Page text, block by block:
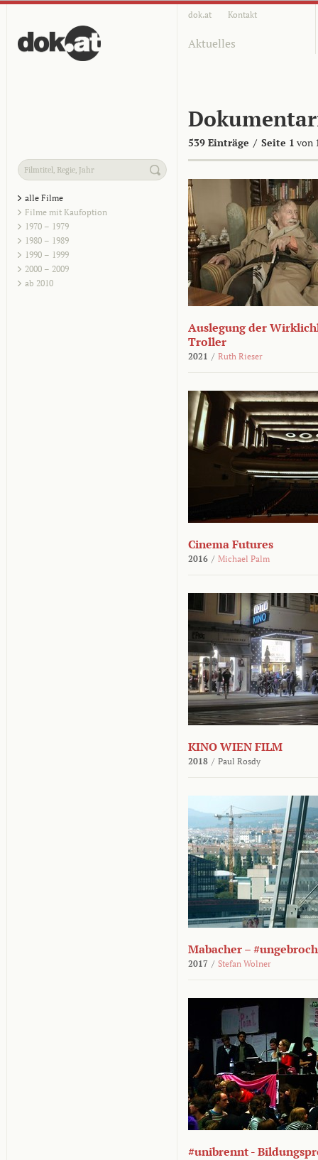
dok.at Kontakt
Aktuelles
539 Einträge / Seite 1 von
alle Filme
Filme mit Kaufoption
1970 – 1979
1980 – 1989
1990 – 1999
2000 – 2009
ab 2010
Auslegung der
Troller
2021 / Ruth Rieser
Cinema Futures
2016 / Michael Palm
KINO WIEN FILM
2018 / Paul Rosdy
Mabacher –
2017 / Stefan Wolner
#unibrennt -